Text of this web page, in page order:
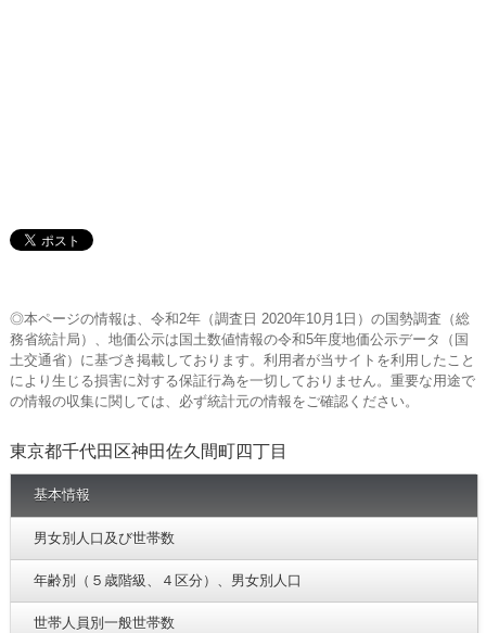
◎本ページの情報は、令和2年（調査日 2020年10月1日）の国勢調査（総
務省統計局）、地価公示は国土数値情報の令和5年度地価公示データ（国
土交通省）に基づき掲載しております。利用者が当サイトを利用したこと
により生じる損害に対する保証行為を一切しておりません。重要な用途で
の情報の収集に関しては、必ず統計元の情報をご確認ください。
東京都千代田区神田佐久間町四丁目
基本情報
男女別人口及び世帯数
年齢別（５歳階級、４区分）、男女別人口
世帯人員別一般世帯数